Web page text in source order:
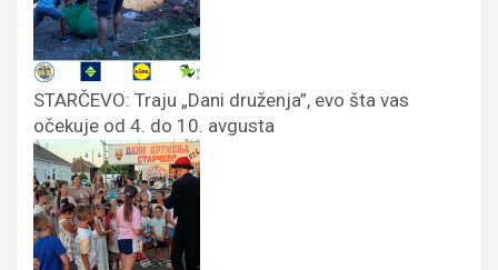
STARČEVO: Traju „Dani druženja”, evo šta vas
očekuje od 4. do 10. avgusta